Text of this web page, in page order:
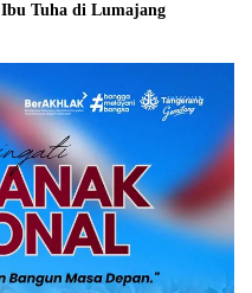
Ibu Tuha di Lumajang